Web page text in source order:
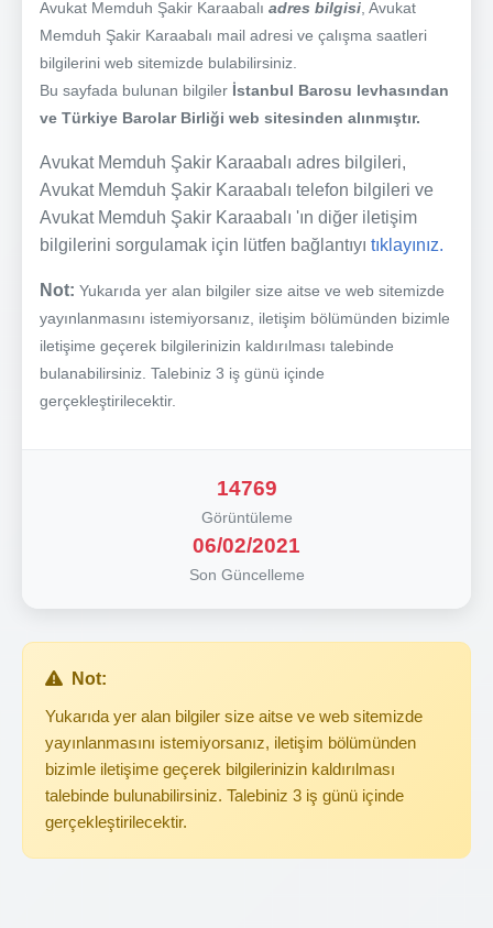
Avukat Memduh Şakir Karaabalı adres bilgisi , Avukat
Memduh Şakir Karaabalı mail adresi ve çalışma saatleri
bilgilerini web sitemizde bulabilirsiniz.
Bu sayfada bulunan bilgiler İstanbul Barosu levhasından
ve Türkiye Barolar Birliği web sitesinden alınmıştır.
Avukat Memduh Şakir Karaabalı adres bilgileri,
Avukat Memduh Şakir Karaabalı telefon bilgileri ve
Avukat Memduh Şakir Karaabalı 'ın diğer iletişim
bilgilerini sorgulamak için lütfen bağlantıyı tıklayınız.
Not: Yukarıda yer alan bilgiler size aitse ve web sitemizde
yayınlanmasını istemiyorsanız, iletişim bölümünden bizimle
iletişime geçerek bilgilerinizin kaldırılması talebinde
bulanabilirsiniz. Talebiniz 3 iş günü içinde
gerçekleştirilecektir.
14769
Görüntüleme
06/02/2021
Son Güncelleme
Not:
Yukarıda yer alan bilgiler size aitse ve web sitemizde
yayınlanmasını istemiyorsanız, iletişim bölümünden
bizimle iletişime geçerek bilgilerinizin kaldırılması
talebinde bulunabilirsiniz. Talebiniz 3 iş günü içinde
gerçekleştirilecektir.